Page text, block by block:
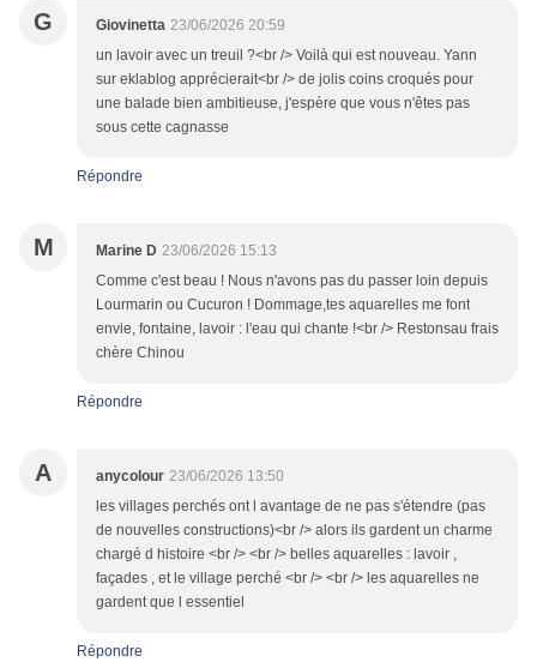
G Giovinetta 23/06/2026 20:59
un lavoir avec un treuil ?<br /> Voilà qui est nouveau. Yann
sur eklablog apprécierait<br /> de jolis coins croqués pour
une balade bien ambitieuse, j'espère que vous n'êtes pas
sous cette cagnasse
Répondre
M Marine D 23/06/2026 15:13
Comme c'est beau ! Nous n'avons pas du passer loin depuis
Lourmarin ou Cucuron ! Dommage,tes aquarelles me font
envie, fontaine, lavoir : l'eau qui chante !<br /> Restonsau frais
chère Chinou
Répondre
A anycolour 23/06/2026 13:50
les villages perchés ont l avantage de ne pas s'étendre (pas
de nouvelles constructions)<br /> alors ils gardent un charme
chargé d histoire <br /> <br /> belles aquarelles : lavoir ,
façades , et le village perché <br /> <br /> les aquarelles ne
gardent que l essentiel
Répondre